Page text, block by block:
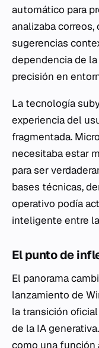
automático para
analizaba correos,
sugerencias
dependencia de
precisión en
La tecnología
experiencia del
fragmentada.
necesitaba estar
para ser
bases técnicas,
operativo podía
inteligente entre
El punto de
El panorama
lanzamiento de
la transición
de la IA
como una función